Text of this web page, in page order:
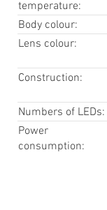
temperature:
Body colour:
Lens colour:
Construction:
Numbers of LEDs:
Power
consumption: